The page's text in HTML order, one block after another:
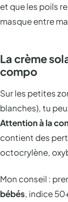
et que les poils
masque entre
La crème
compo
Sur les petites
blanches), tu
Attention à la
contient des
octocrylène,
Mon conseil :
bébés, indice